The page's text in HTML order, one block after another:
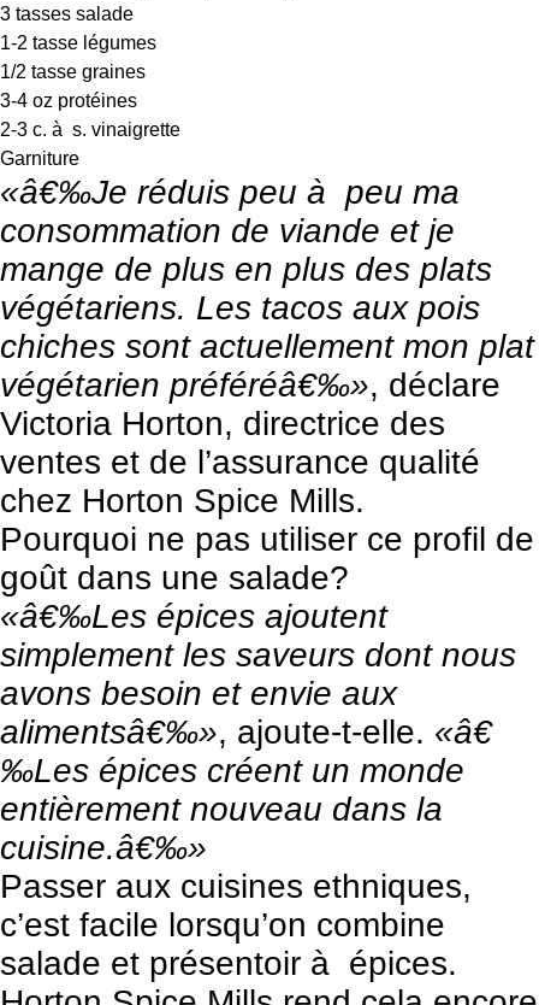
3 tasses salade
1-2 tasse légumes
1/2 tasse graines
3-4 oz protéines
2-3 c. à s. vinaigrette
Garniture
«â€‰Je réduis peu à peu ma
consommation de viande et je
mange de plus en plus des plats
végétariens. Les tacos aux pois
chiches sont actuellement mon plat
végétarien préféréâ€‰», déclare
Victoria Horton, directrice des
ventes et de l’assurance qualité
chez Horton Spice Mills.
Pourquoi ne pas utiliser ce profil de
goût dans une salade?
«â€‰Les épices ajoutent
simplement les saveurs dont nous
avons besoin et envie aux
alimentsâ€‰», ajoute-t-elle. «â€
‰Les épices créent un monde
entièrement nouveau dans la
cuisine.â€‰»
Passer aux cuisines ethniques,
c’est facile lorsqu’on combine
salade et présentoir à épices.